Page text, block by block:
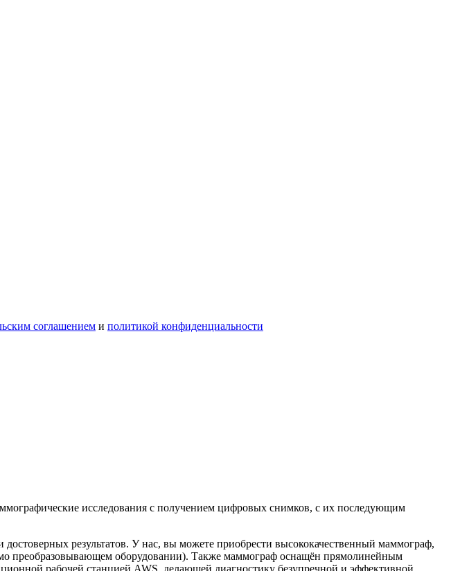
соглашением и политикой конфиденциальности
исследования с получением цифровых снимков, с их последующим
результатов. У нас, вы можете приобрести высококачественный маммограф,
преобразовывающем оборудовании). Также маммограф оснащён прямолинейным
рабочей станцией AWS, делающей диагностику безупречной и эффективной.